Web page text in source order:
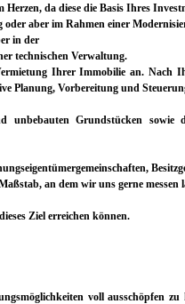
da diese die Basis Ihres
aber im Rahmen einer
in der
technischen Verwaltung.
Ihrer Immobilie an. Nach
Planung, Vorbereitung und
unbebauten Grundstücken
an dem wir uns gerne messen
Ziel erreichen können.
voll ausschöpfen